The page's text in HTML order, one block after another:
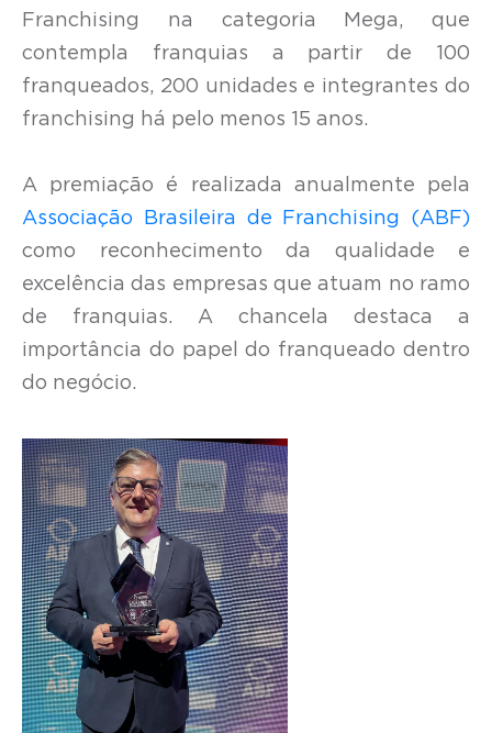
Franchising na categoria Mega, que
contempla franquias a partir de 100
franqueados, 200 unidades e integrantes do
franchising há pelo menos 15 anos.
A premiação é realizada anualmente pela
Associação Brasileira de Franchising (ABF)
como reconhecimento da qualidade e
excelência das empresas que atuam no ramo
de franquias. A chancela destaca a
importância do papel do franqueado dentro
do negócio.